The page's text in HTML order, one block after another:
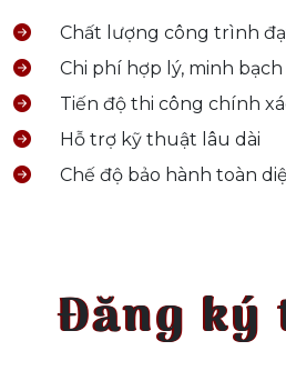
Chất lượng công trình
Chi phí hợp lý, minh bạch
Tiến độ thi công chính
Hỗ trợ kỹ thuật lâu dài
Chế độ bảo hành toàn
Đăng ký